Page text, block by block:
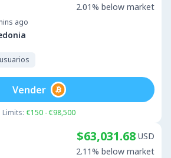
ago
2.01% below market
Limits: €150 - €98,500
Vender
$63,031.68 USD
2.11% below market